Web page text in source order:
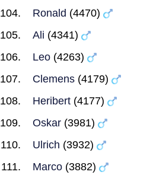
Ronald (4470)
Ali (4341)
Leo (4263)
Clemens (4179)
Heribert (4177)
Oskar (3981)
Ulrich (3932)
Marco (3882)